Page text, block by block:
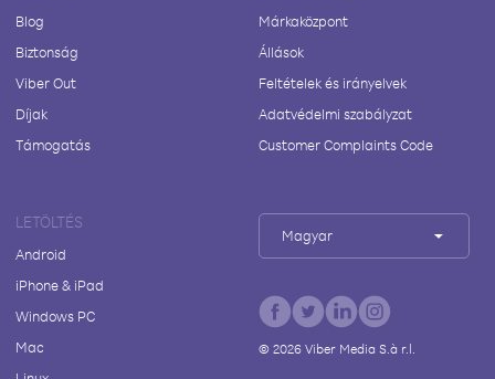
Blog
Biztonság
Viber Out
Díjak
Támogatás
Márkaközpont
Állások
Feltételek és irányelvek
Adatvédelmi szabályzat
Customer Complaints Code
LETÖLTÉS
Android
iPhone & iPad
Windows PC
Mac
Magyar
© 2026Viber Media S.à r.l.